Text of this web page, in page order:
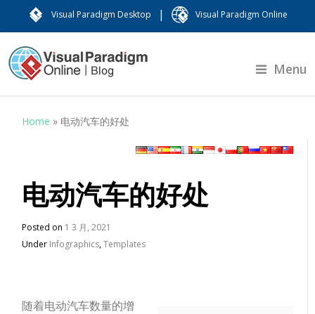
Visual Paradigm Desktop | Visual Paradigm Online
Menu
Home » 电动汽车的好处
电动汽车的好处
Posted on 1 3 月, 2021
Under Infographics,Templates
随着电动汽车数量的增